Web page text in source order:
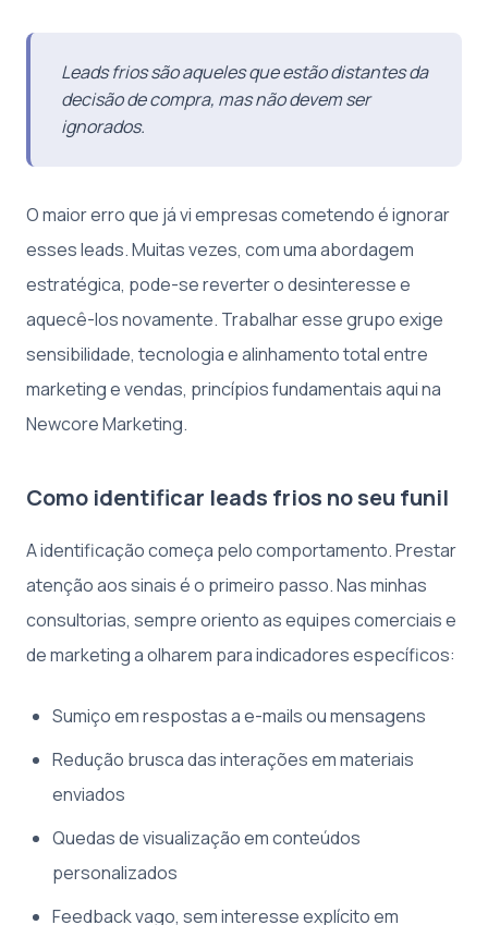
Leads frios são aqueles que estão distantes da
decisão de compra, mas não devem ser
ignorados.
O maior erro que já vi empresas cometendo é ignorar
esses leads. Muitas vezes, com uma abordagem
estratégica, pode-se reverter o desinteresse e
aquecê-los novamente. Trabalhar esse grupo exige
sensibilidade, tecnologia e alinhamento total entre
marketing e vendas, princípios fundamentais aqui na
Newcore Marketing.
Como identificar leads frios no seu funil
A identificação começa pelo comportamento. Prestar
atenção aos sinais é o primeiro passo. Nas minhas
consultorias, sempre oriento as equipes comerciais e
de marketing a olharem para indicadores específicos:
Sumiço em respostas a e-mails ou mensagens
Redução brusca das interações em materiais
enviados
Quedas de visualização em conteúdos
personalizados
Feedback vago, sem interesse explícito em